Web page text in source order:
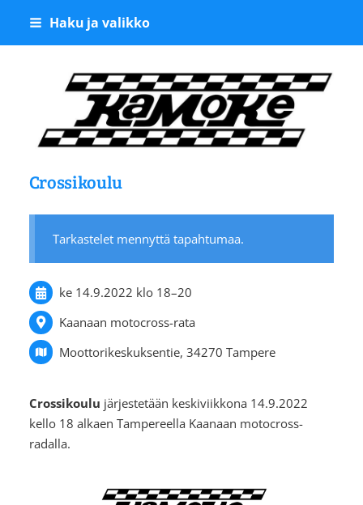
Siirry
Haku ja valikko
Kangasalan
Crossikoulu
Tarkastelet mennyttä tapahtumaa.
ke 14.9.2022 klo 18–20
Kaanaan motocross-rata
Moottorikeskuksentie, 34270 Tampere
Crossikoulu ⁠⁠⁠⁠⁠⁠⁠järjestetään keskiviikkona 14.9.2022
kello 18 alkaen Tampereella Kaanaan motocross-
radalla.